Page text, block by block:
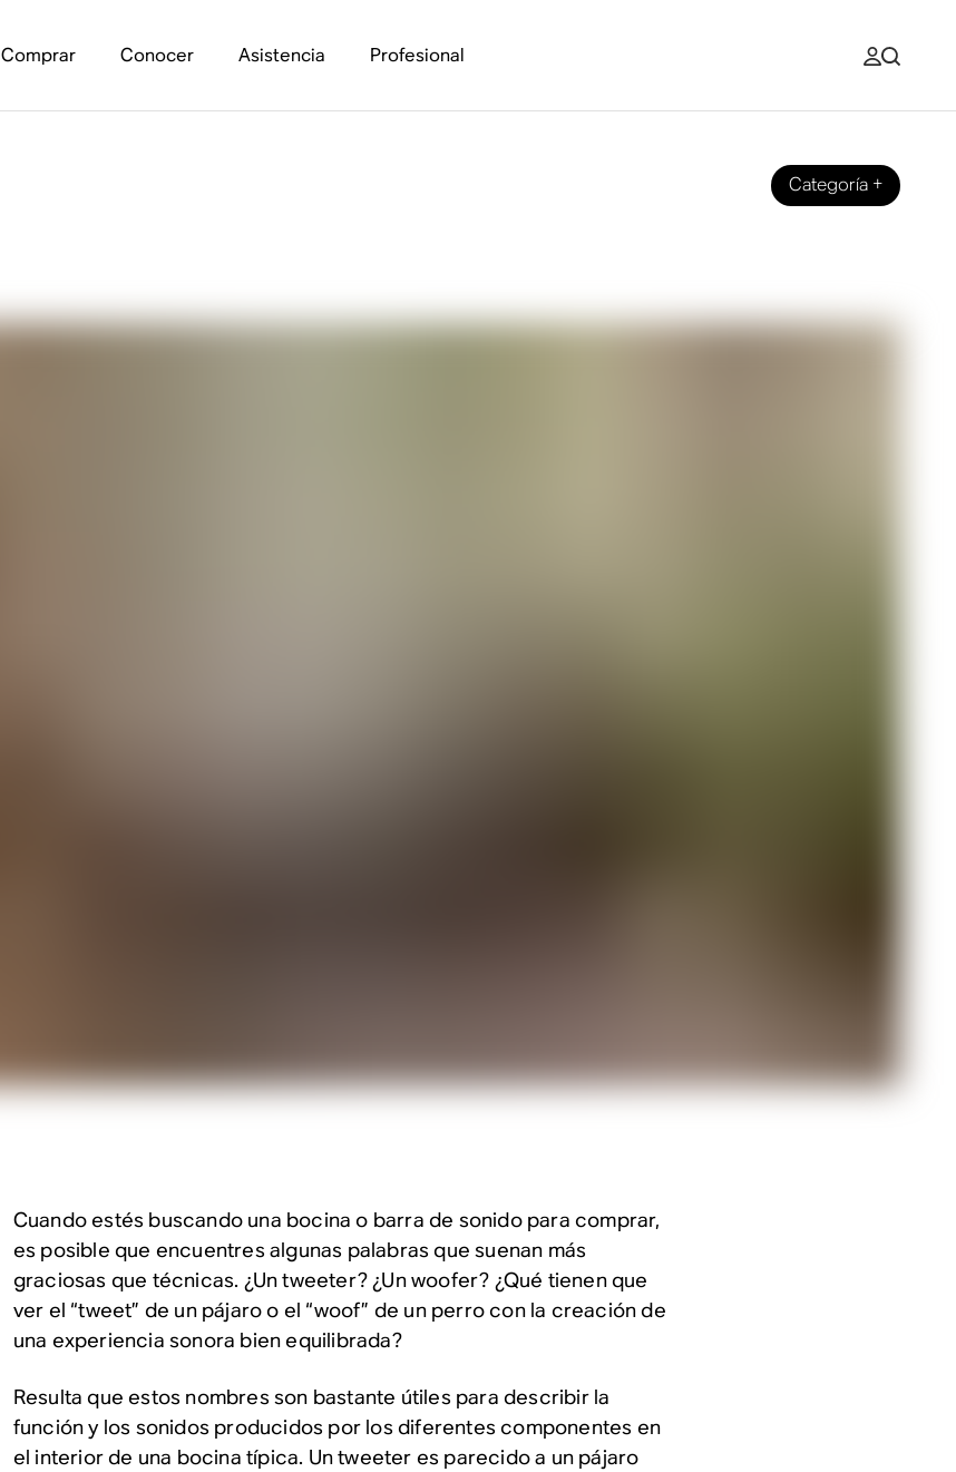
Comprar Conocer Asistencia Profesional
Categoría +
Cuando estés buscando una bocina o barra de sonido para comprar,
es posible que encuentres algunas palabras que suenan más
graciosas que técnicas. ¿Un tweeter? ¿Un woofer? ¿Qué tienen que
ver el “tweet” de un pájaro o el “woof” de un perro con la creación de
una experiencia sonora bien equilibrada?
Resulta que estos nombres son bastante útiles para describir la
función y los sonidos producidos por los diferentes componentes en
el interior de una bocina típica. Un tweeter es parecido a un pájaro